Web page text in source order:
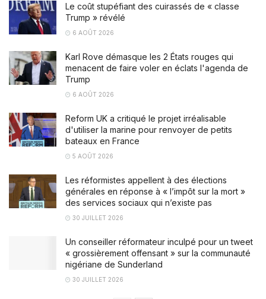
Le coût stupéfiant des cuirassés de « classe
Trump » révélé
6 AOÛT 2026
Karl Rove démasque les 2 États rouges qui
menacent de faire voler en éclats l'agenda de
Trump
6 AOÛT 2026
Reform UK a critiqué le projet irréalisable
d'utiliser la marine pour renvoyer de petits
bateaux en France
5 AOÛT 2026
Les réformistes appellent à des élections
générales en réponse à « l’impôt sur la mort »
des services sociaux qui n’existe pas
30 JUILLET 2026
Un conseiller réformateur inculpé pour un tweet
« grossièrement offensant » sur la communauté
nigériane de Sunderland
30 JUILLET 2026